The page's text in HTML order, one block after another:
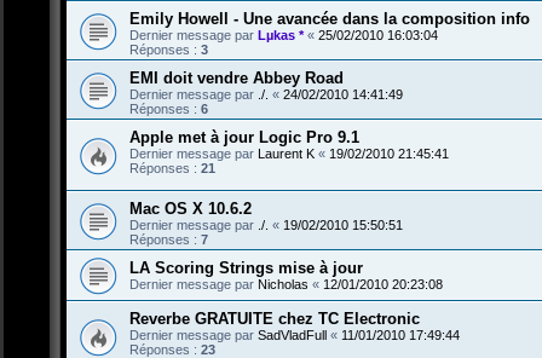
Emily Howell - Une avancée dans la composition info
Dernier message par Lµkas *« 25/02/2010 16:03:04
Réponses : 3
EMI doit vendre Abbey Road
Dernier message par ./. « 24/02/2010 14:41:49
Réponses : 6
Apple met à jour Logic Pro 9.1
Dernier message par Laurent K « 19/02/2010 21:45:41
Réponses : 21
Mac OS X 10.6.2
Dernier message par ./. « 19/02/2010 15:50:51
Réponses : 7
LA Scoring Strings mise à jour
Dernier message par Nicholas « 12/01/2010 20:23:08
Reverbe GRATUITE chez TC Electronic
Dernier message par SadVladFull « 11/01/2010 17:49:44
Réponses : 23